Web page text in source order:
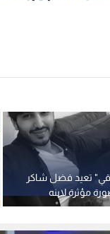
تعيد فضل شاكر
مؤثرة لابنه